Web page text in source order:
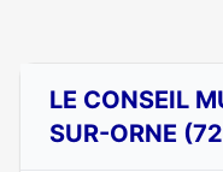
LE CONSEIL
SUR-ORNE